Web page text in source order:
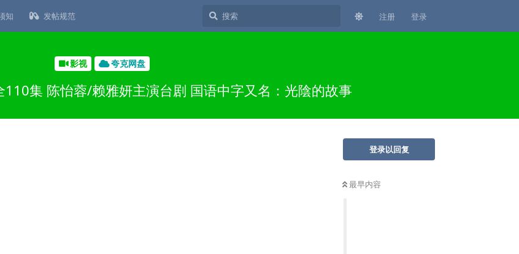
知 发帖规范 注册 登录
影视 夸克网盘
110集 陈怡蓉/赖雅妍主演台剧 国语中字又名：光陰的故事
登录以回复
最早内容